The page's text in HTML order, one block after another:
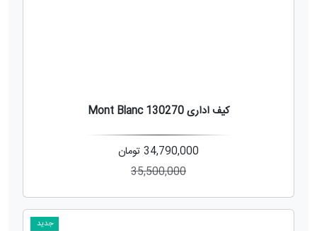
کیف اداری Mont Blanc 130270
34,790,000 تومان
35,500,000
جدید